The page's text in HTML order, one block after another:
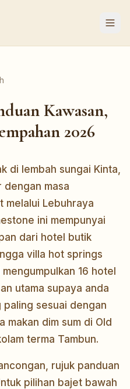
Kawasan,
2026
di lembah sungai Kinta,
dengan masa
melalui Lebuhraya
ini mempunyai
dari hotel butik
villa hot springs
16 hotel
utama supaya anda
paling sesuai dengan
makan dim sum di Old
terma Tambun.
rujuk panduan
pilihan bajet bawah